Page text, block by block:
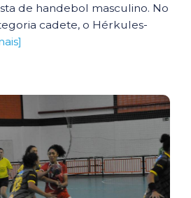
de handebol masculino. No
cadete, o Hérkules-